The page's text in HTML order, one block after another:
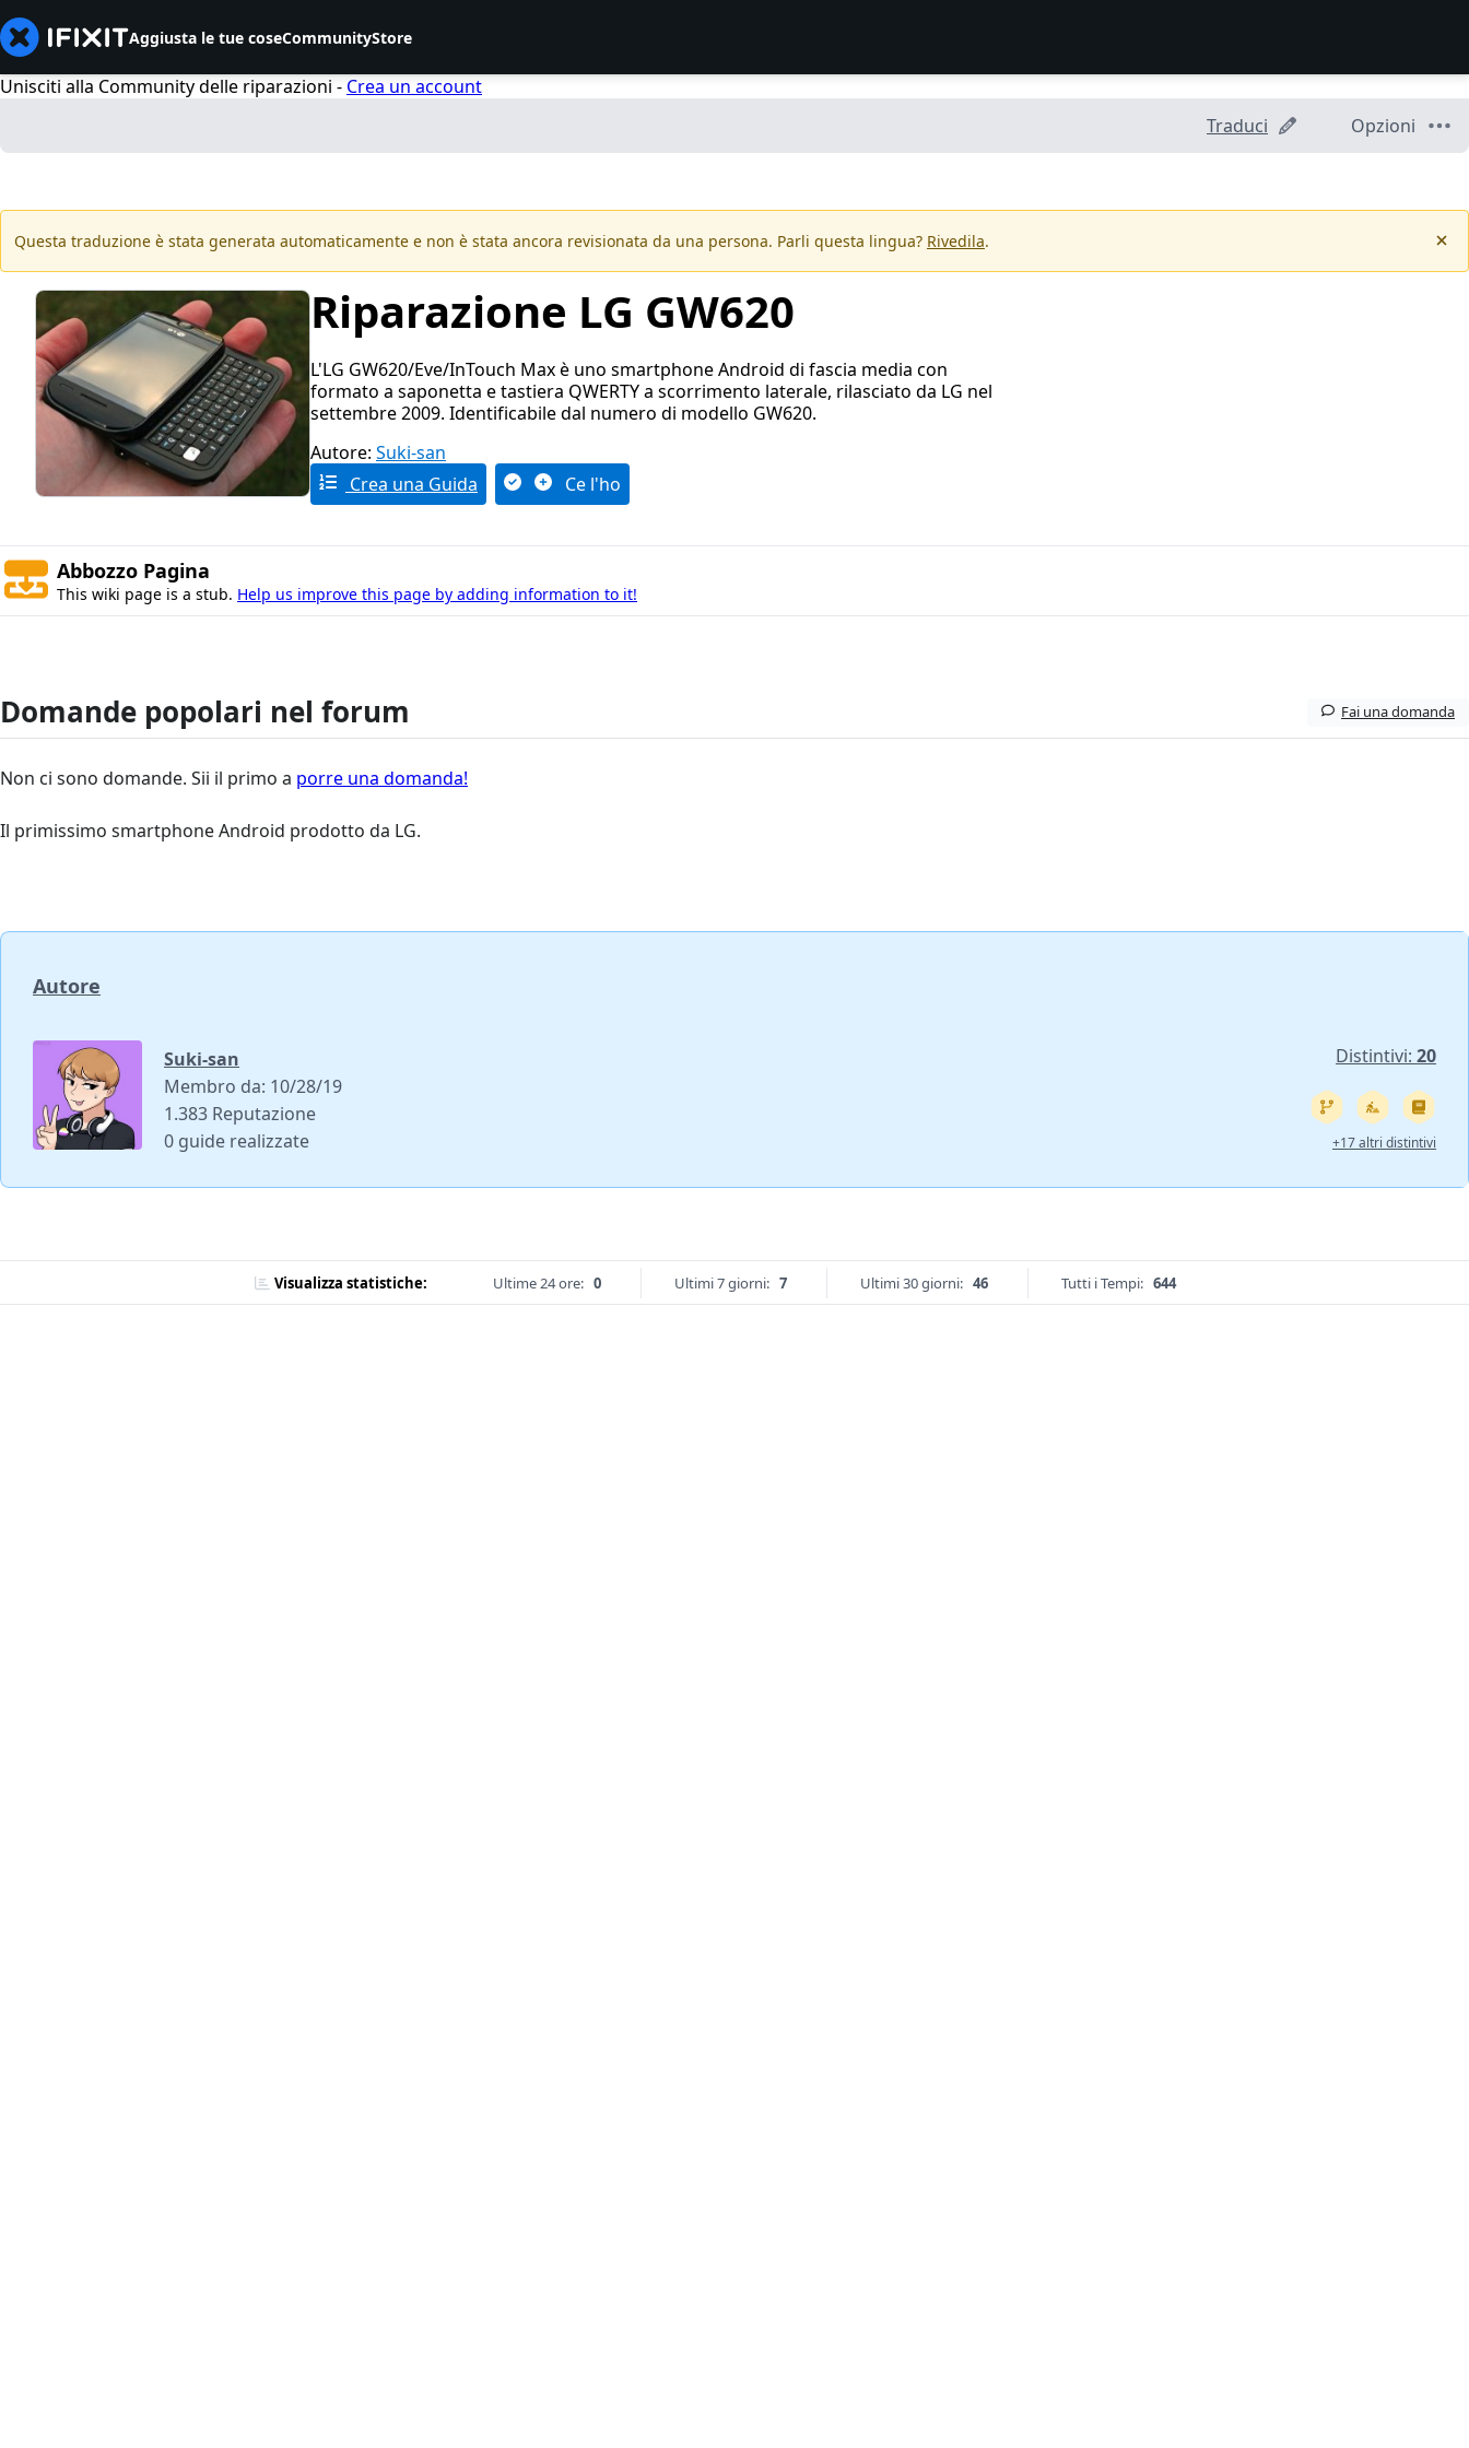
Aggiusta le tue coseCommunityStore
Unisciti alla Community delle riparazioni - Crea un account
Traduci
Opzioni
Questa traduzione è stata generata automaticamente e non è stata ancora revisionata da una persona. Parli questa lingua? Rivedila.
Riparazione LG GW620
L'LG GW620/Eve/InTouch Max è uno smartphone Android di fascia media con
formato a saponetta e tastiera QWERTY a scorrimento laterale, rilasciato da LG nel
settembre 2009. Identificabile dal numero di modello GW620.
Autore: Suki-san
Crea una Guida
Ce l'ho
Abbozzo Pagina
This wiki page is a stub. Help us improve this page by adding information to it!
Domande popolari nel forum Fai una domanda
Non ci sono domande. Sii il primo a porre una domanda!
Il primissimo smartphone Android prodotto da LG.
Autore
Suki-san
Membro da: 10/28/19
1.383 Reputazione
0 guide realizzate
Distintivi: 20
+17 altri distintivi
Visualizza statistiche: Ultime 24 ore: 0 Ultimi 7 giorni: 7 Ultimi 30 giorni: 46 Tutti i Tempi: 644